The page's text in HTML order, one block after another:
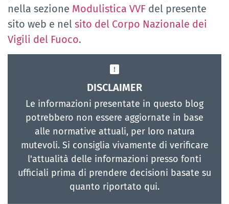
nella sezione Modulistica VVF del presente
sito web e nel sito del Corpo Nazionale dei
Vigili del Fuoco.
DISCLAIMER
Le informazioni presentate in questo blog
potrebbero non essere aggiornate in base
alle normative attuali, per loro natura
mutevoli. Si consiglia vivamente di verificare
l'attualità delle informazioni presso fonti
ufficiali prima di prendere decisioni basate su
quanto riportato qui.